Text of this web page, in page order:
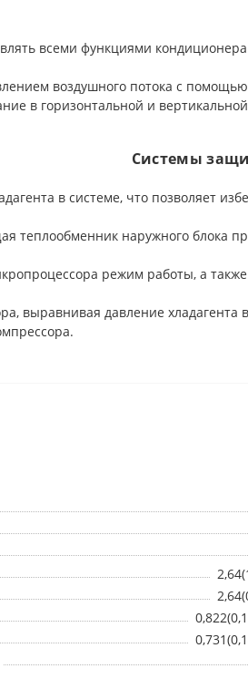
всеми функциями
воздушного потока с
в горизонтальной и
Системы
в системе, что позволяет
теплообменник наружного блока
режим работы, а также
выравнивая давление